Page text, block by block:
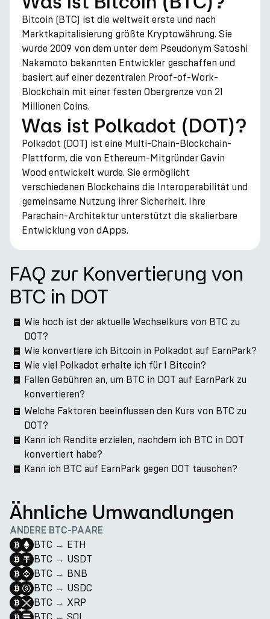
Bitcoin (BTC) ist die weltweit erste und nach
Marktkapitalisierung größte Kryptowährung. Sie
wurde 2009 von dem unter dem Pseudonym Satoshi
Nakamoto bekannten Entwickler geschaffen und
basiert auf einer dezentralen Proof-of-Work-
Blockchain mit einer festen Obergrenze von 21
Millionen Coins.
Was ist Polkadot (DOT)?
Polkadot (DOT) ist eine Multi-Chain-Blockchain-
Plattform, die von Ethereum-Mitgründer Gavin
Wood entwickelt wurde. Sie ermöglicht
verschiedenen Blockchains die Interoperabilität und
gemeinsame Nutzung ihrer Sicherheit. Ihre
Parachain-Architektur unterstützt die skalierbare
Entwicklung von dApps.
FAQ zur Konvertierung von
BTC in DOT
Wie hoch ist der aktuelle Wechselkurs von BTC zu
DOT?
Wie konvertiere ich Bitcoin in Polkadot auf EarnPark?
Wie viel Polkadot erhalte ich für 1 Bitcoin?
Fallen Gebühren an, um BTC in DOT auf EarnPark zu
konvertieren?
Welche Faktoren beeinflussen den Kurs von BTC zu
DOT?
Kann ich Rendite erzielen, nachdem ich BTC in DOT
konvertiert habe?
Kann ich BTC auf EarnPark gegen DOT tauschen?
Ähnliche Umwandlungen
ANDERE BTC-PAARE
BTC → ETH
BTC → USDT
BTC → BNB
BTC → USDC
BTC → XRP